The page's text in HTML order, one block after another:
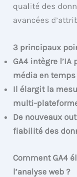
qualité des
avancées
3 principaux
GA4 intègre
média en temps
Il élargit la
multi-
De nouveaux
fiabilité des
Comment GA4
l’analyse web ?